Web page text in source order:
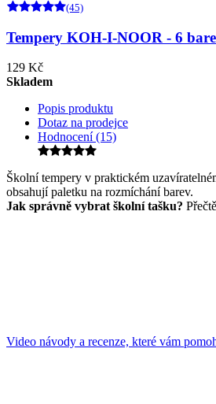
(45)
Tempery KOH-I-NOOR - 6
129 Kč
Skladem
Popis produktu
Dotaz na prodejce
Hodnocení (15)
Školní tempery v praktickém
obsahují paletku na rozmíchání barev.
Jak správně vybrat školní tašku?
Video návody a recenze, které vám